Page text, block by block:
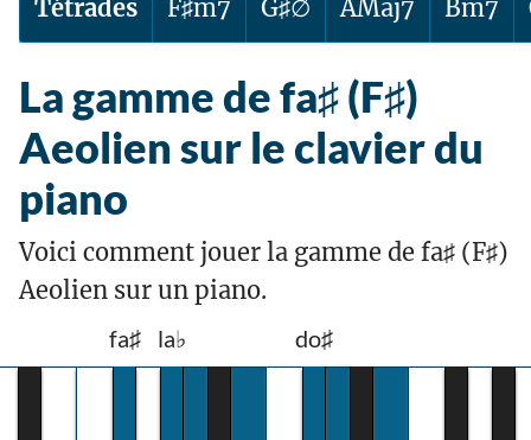
Tétrades F♯m7 G♯∅ AMaj7 Bm7
La gamme de fa♯ (F♯)
Aeolien sur le clavier du
piano
Voici comment jouer la gamme de fa♯ (F♯)
Aeolien sur un piano.
fa♯ la♭ do♯